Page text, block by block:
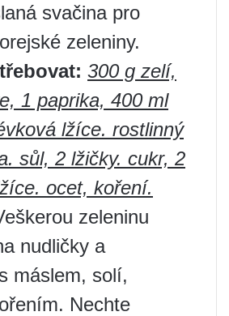
svačina pro
zeleniny.
300 g zelí,
1 paprika, 400 ml
lžíce. rostlinný
sůl, 2 lžičky. cukr, 2
ocet, koření.
zeleninu
nudličky a
máslem, solí,
Nechte